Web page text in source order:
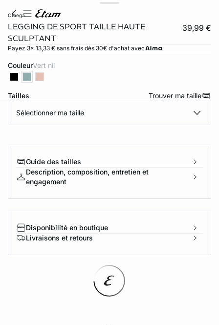
omega
LEGGING DE SPORT TAILLE HAUTE
SCULPTANT
39,99 €
Payez 3x 13,33 € sans frais dès 30€ d'achat avec
Couleur vert nil
Tailles Trouver ma taille
Sélectionner ma taille
Guide des tailles
Description, composition, entretien et
engagement
Disponibilité en boutique
Livraisons et retours